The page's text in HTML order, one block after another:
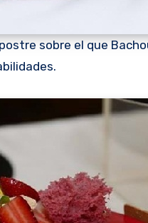
sobre el que